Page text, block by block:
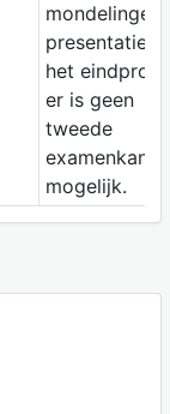
mondelinge
presentatie
het
er is geen
tweede
examenkans
mogelijk.